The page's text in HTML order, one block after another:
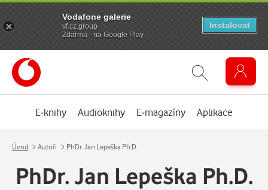
E-knihy Audioknihy E-magazíny Aplikace
Úvod Autoři PhDr. Jan Lepeška Ph.D.
PhDr. Jan Lepeška Ph.D.
Vodafone galerie
vf.cz.group
Zdarma - na Google Play
Instalovat